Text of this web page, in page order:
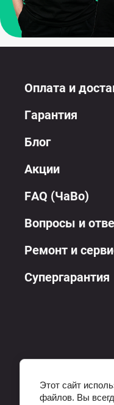
Оплата и
Гарантия
Блог
Акции
FAQ (ЧаВо)
Вопросы и
Ремонт и
Супергарантия
Этот сайт
файлов. Вы